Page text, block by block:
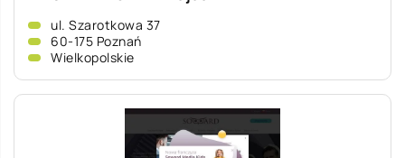
ul. Szarotkowa 37
60-175 Poznań
Wielkopolskie